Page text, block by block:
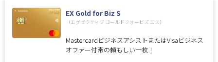
EX Gold for Biz S
（エグゼクティブ ゴールドフォービズ エス）
MastercardビジネスアシストまたはVisaビジネス
オファー付帯の頼もしい一枚！